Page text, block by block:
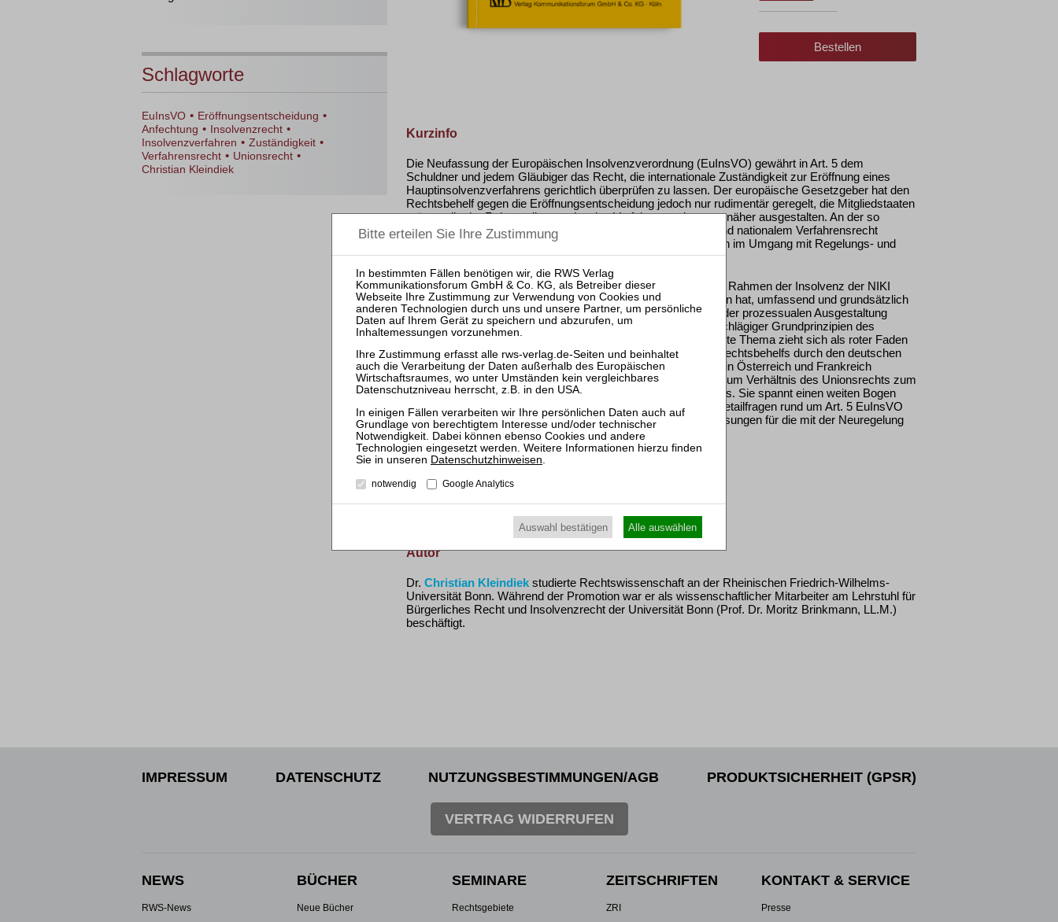
Schlagworte
EuInsVO • Eröffnungsentscheidung •
Anfechtung • Insolvenzrecht •
Insolvenzverfahren • Zuständigkeit •
Verfahrensrecht • Unionsrecht •
Christian Kleindiek
Bestellen
Kurzinfo
Die Neufassung der Europäischen Insolvenzverordnung (EuInsVO) gewährt in Art. 5 dem
Schuldner und jedem Gläubiger das Recht, die internationale Zuständigkeit zur Eröffnung eines
Hauptinsolvenzverfahrens gerichtlich überprüfen zu lassen. Der europäische Gesetzgeber hat den
Rechtsbehelf gegen die Eröffnungsentscheidung jedoch nur rudimentär geregelt, die Mitgliedstaaten
müssen ihn im Rahmen ihrer nationalen Verfahrensordnungen näher ausgestalten. An der so
entstehenden Schnittstelle von europäischem Verordnungs- und nationalem Verfahrensrecht
offenbaren sich erhebliche Unsicherheiten und Unwägbarkeiten im Umgang mit Regelungs- und
Wertungsfragen des europäischen Sekundärrechts.
Das Werk arbeitet den neu geschaffenen Rechtsbehelf, der im Rahmen der Insolvenz der NIKI
Luftfahrt GmbH bereits seine viel beachtete Feuertaufe erfahren hat, umfassend und grundsätzlich
auf. Wie weit reicht der Spielraum, den die Mitgliedstaaten bei der prozessualen Ausgestaltung
haben? Welche Grenzen sind ihnen vor dem Hintergrund einschlägiger Grundprinzipien des
Unionsrechts gesetzt? Dieses auch für die Praxis hochrelevante Thema zieht sich als roter Faden
durch die Untersuchung, die nicht nur die Ausgestaltung des Rechtsbehelfs durch den deutschen
Gesetzgeber kritisch analysiert, sondern auch die Rechtslage in Österreich und Frankreich
vergleichend einbezieht. Damit ist die Arbeit auch eine Studie zum Verhältnis des Unionsrechts zum
Recht der Mitgliedstaaten auf dem Gebiet des Verfahrensrechts. Sie spannt einen weiten Bogen
von den Zielen des europäischen Insolvenzrechts bis hin zu Detailfragen rund um Art. 5 EuInsVO
und zeichnet sich durch eine Fülle origineller und stimmiger Lösungen für die mit der Neuregelung
aufgeworfenen Probleme aus.
Downloads
Inhaltsübersicht
Autor
Dr. Christian Kleindiek studierte Rechtswissenschaft an der Rheinischen Friedrich-Wilhelms-
Universität Bonn. Während der Promotion war er als wissenschaftlicher Mitarbeiter am Lehrstuhl für
Bürgerliches Recht und Insolvenzrecht der Universität Bonn (Prof. Dr. Moritz Brinkmann, LL.M.)
beschäftigt.
IMPRESSUM DATENSCHUTZ NUTZUNGSBESTIMMUNGEN/AGB PRODUKTSICHERHEIT (GPSR)
VERTRAG WIDERRUFEN
NEWS
RWS-News
BÜCHER
Neue Bücher
SEMINARE
Rechtsgebiete
ZEITSCHRIFTEN
ZRI
KONTAKT & SERVICE
Presse
Datenschutzhinweisen
notwendig Google Analytics
Auswahl bestätigen Alle auswählen